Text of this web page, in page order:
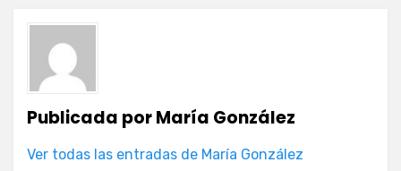
Publicada porMaría González
Ver todas las entradas de María González